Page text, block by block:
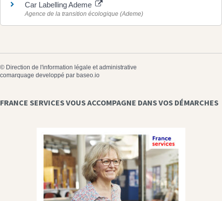
Car Labelling Ademe
Agence de la transition écologique (Ademe)
© Direction de l'information légale et administrative
comarquage developpé par baseo.io
FRANCE SERVICES VOUS ACCOMPAGNE DANS VOS DÉMARCHES